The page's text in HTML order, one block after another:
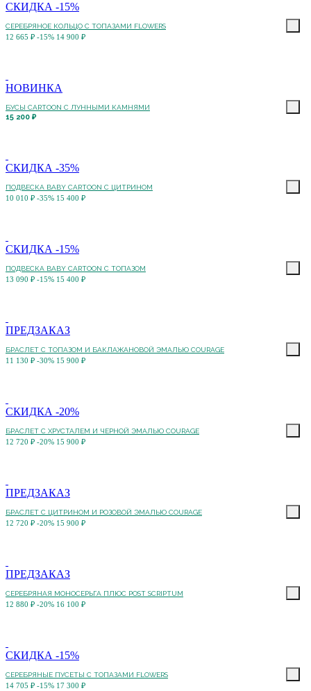
СКИДКА -15%
СЕРЕБРЯНОЕ КОЛЬЦО С ТОПАЗАМИ FLOWERS
12 665 ₽ -15% 14 900 ₽
НОВИНКА
БУСЫ CARTOON С ЛУННЫМИ КАМНЯМИ
15 200 ₽
СКИДКА -35%
ПОДВЕСКА BABY CARTOON С ЦИТРИНОМ
10 010 ₽ -35% 15 400 ₽
СКИДКА -15%
ПОДВЕСКА BABY CARTOON С ТОПАЗОМ
13 090 ₽ -15% 15 400 ₽
ПРЕДЗАКАЗ
БРАСЛЕТ С ТОПАЗОМ И БАКЛАЖАНОВОЙ ЭМАЛЬЮ COURAGE
11 130 ₽ -30% 15 900 ₽
СКИДКА -20%
БРАСЛЕТ С ХРУСТАЛЕМ И ЧЕРНОЙ ЭМАЛЬЮ COURAGE
12 720 ₽ -20% 15 900 ₽
ПРЕДЗАКАЗ
БРАСЛЕТ С ЦИТРИНОМ И РОЗОВОЙ ЭМАЛЬЮ COURAGE
12 720 ₽ -20% 15 900 ₽
ПРЕДЗАКАЗ
СЕРЕБРЯНАЯ МОНОСЕРЬГА ПЛЮС POST SCRIPTUM
12 880 ₽ -20% 16 100 ₽
СКИДКА -15%
СЕРЕБРЯНЫЕ ПУСЕТЫ С ТОПАЗАМИ FLOWERS
14 705 ₽ -15% 17 300 ₽